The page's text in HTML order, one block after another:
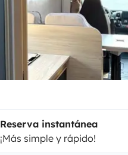
Reserva instantánea
¡Más simple y rápido!